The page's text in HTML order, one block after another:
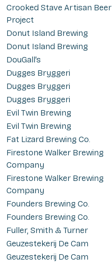
Crooked Stave Artisan Beer
Project
Donut Island Brewing
Donut Island Brewing
DouGall’s
Dugges Bryggeri
Dugges Bryggeri
Dugges Bryggeri
Evil Twin Brewing
Evil Twin Brewing
Fat Lizard Brewing Co.
Firestone Walker Brewing
Company
Firestone Walker Brewing
Company
Founders Brewing Co.
Founders Brewing Co.
Fuller, Smith & Turner
Geuzestekerij De Cam
Geuzestekerij De Cam